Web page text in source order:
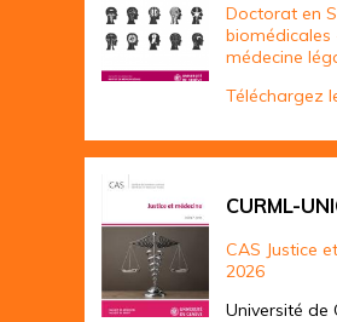
Doctorat en
biomédicales
médecine
Téléchargez
CURML-
CAS Justice
2026
Université de